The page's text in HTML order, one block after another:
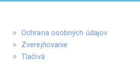
Ochrana osobných údajov
Zverejňovanie
Tlačivá